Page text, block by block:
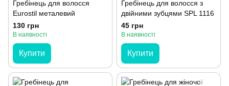
Гребінець для волосся
Eurostil металевий
130 грн
В наявності
Купити
Гребінець для волосся з
двійними зубцями SPL 1116
45 грн
В наявності
Купити